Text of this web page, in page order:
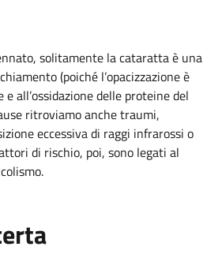
solitamente la cataratta è una
(poiché l’opacizzazione è
e all’ossidazione delle proteine del
ritroviamo anche traumi,
eccessiva di raggi infrarossi o
di rischio, poi, sono legati al